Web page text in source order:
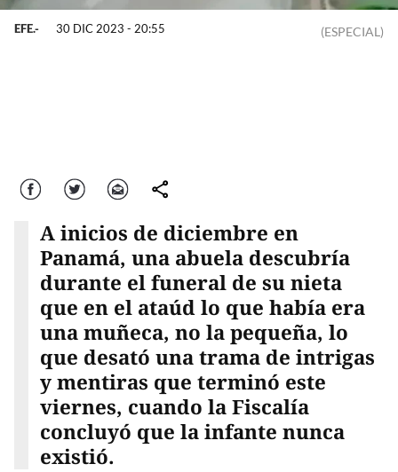
(ESPECIAL)
EFE.- 30 DIC 2023 - 20:55
Facebook Twitter Correo comparte
A inicios de diciembre en
Panamá, una abuela descubría
durante el funeral de su nieta
que en el ataúd lo que había era
una muñeca, no la pequeña, lo
que desató una trama de intrigas
y mentiras que terminó este
viernes, cuando la Fiscalía
concluyó que la infante nunca
existió.